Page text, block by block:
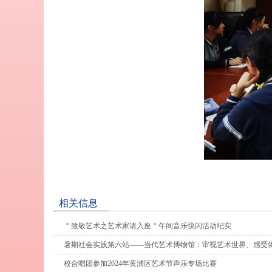
相关信息
＂致敬艺术之艺术家请入座＂午间音乐快闪活动纪实
暑期社会实践第六站——当代艺术博物馆：审视艺术世界、感受
校合唱团参加2024年黄浦区艺术节声乐专场比赛